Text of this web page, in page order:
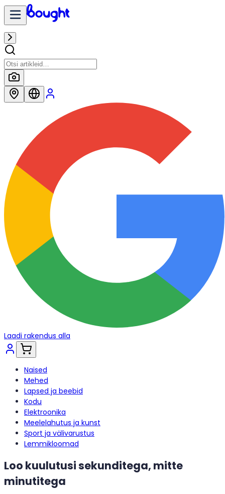
Laadi rakendus alla
Naised
Mehed
Lapsed ja beebid
Kodu
Elektroonika
Meelelahutus ja kunst
Sport ja välivarustus
Lemmikloomad
Loo kuulutusi sekunditega, mitte
minutitega